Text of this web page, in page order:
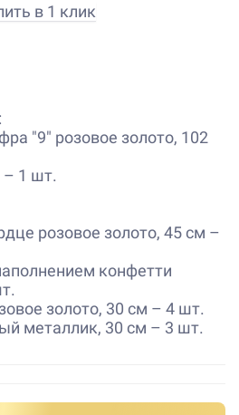
в 1 клик
"9" розовое золото, 102
– 1 шт.
розовое золото, 45 см –
конфетти
золото, 30 см – 4 шт.
металлик, 30 см – 3 шт.